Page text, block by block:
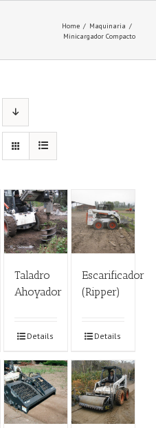
Home / Maquinaria /
Minicargador Compacto
Taladro
Ahoyador
Details
Escarificador
(Ripper)
Details